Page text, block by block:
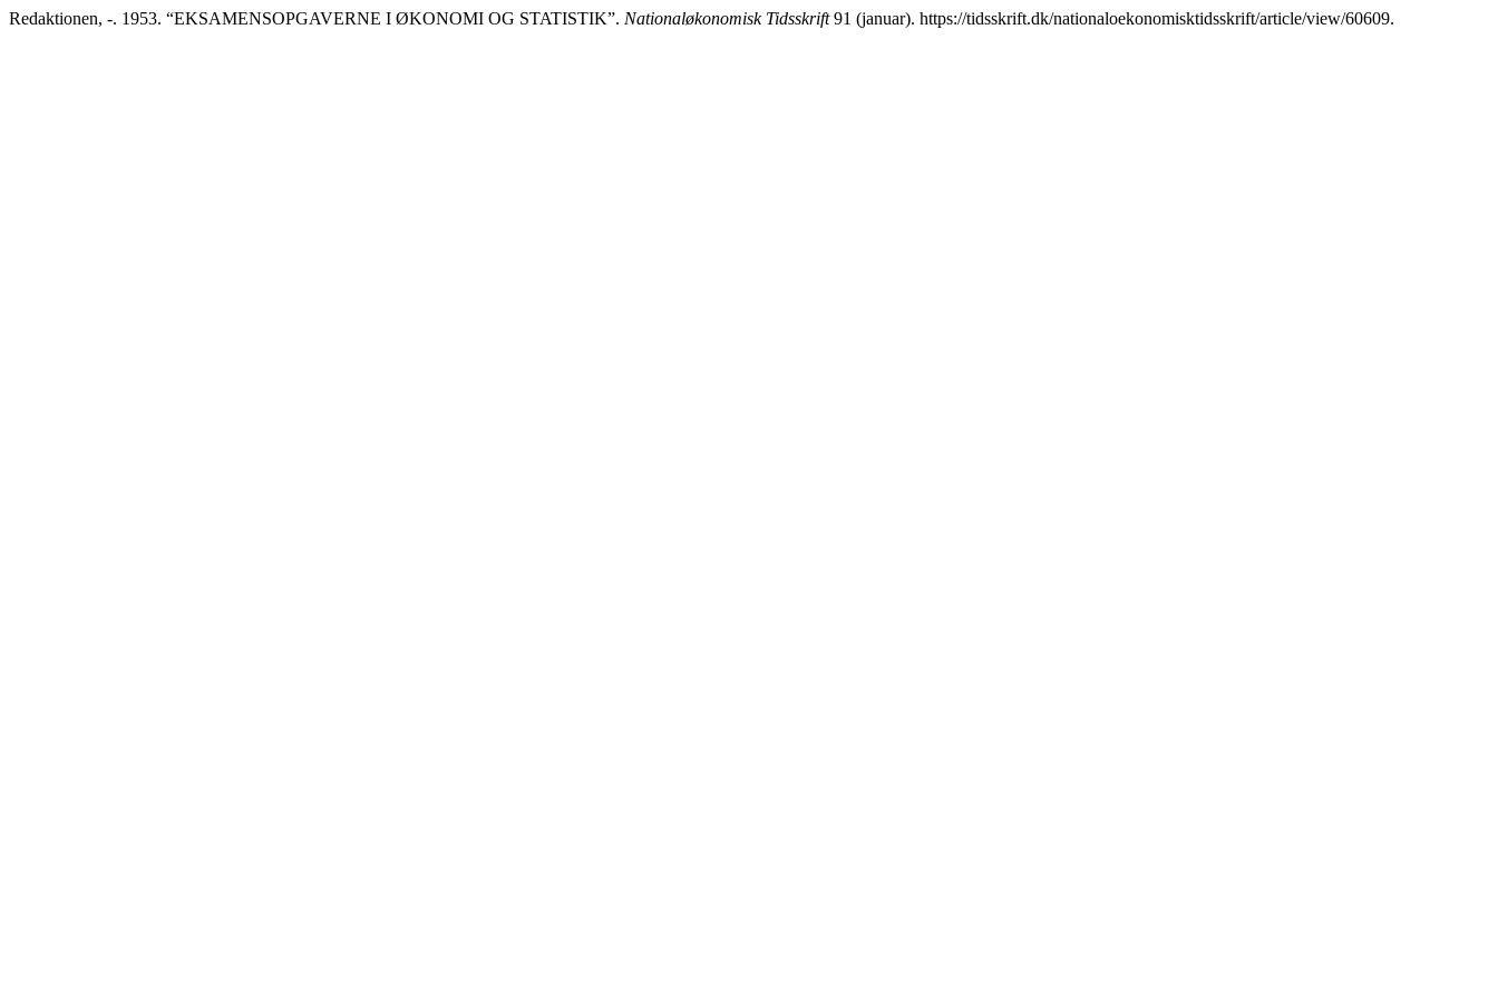
Redaktionen, -. 1953. “EKSAMENSOPGAVERNE I ØKONOMI OG STATISTIK”. Nationaløkonomisk Tidsskrift91 (januar). https://tidsskrift.dk/nationaloekonomisktidsskrift/article/view/60609.